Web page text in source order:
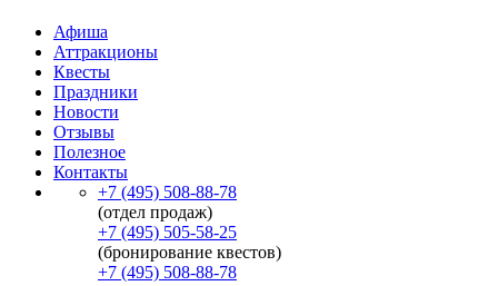
Афиша
Аттракционы
Квесты
Праздники
Новости
Отзывы
Полезное
Контакты
+7 (495) 508-88-78
(отдел продаж)
+7 (495) 505-58-25
(бронирование квестов)
+7 (495) 508-88-78